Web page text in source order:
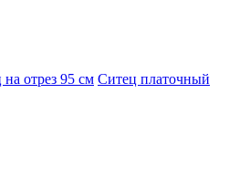
отрез 95 см Ситец платочный